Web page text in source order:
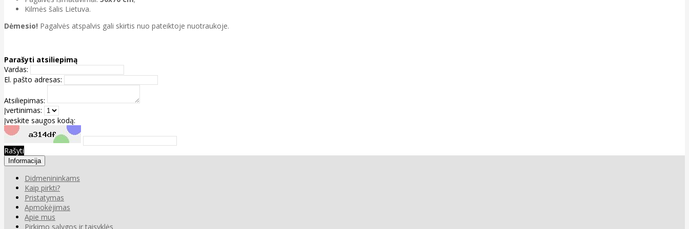
Kilmės šalis Lietuva.
Dėmesio! Pagalvės atspalvis gali skirtis nuo pateiktoje nuotraukoje.
Parašyti atsiliepimą
Vardas:
El. pašto adresas:
Atsiliepimas:
Įvertinimas:
Įveskite saugos kodą:
Rašyti
Informacija
Didmenininkams
Kaip pirkti?
Pristatymas
Apmokėjimas
Apie mus
Pirkimo sąlygos ir taisyklės